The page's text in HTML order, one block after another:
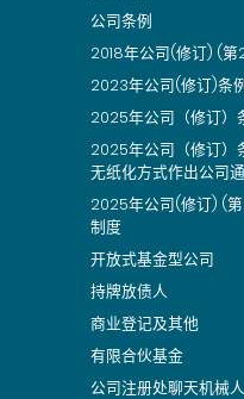
公司条例
2018年公司(修订) (第
2023年公司(修订)条
2025年公司（修订）
2025年公司（修订）
无纸化方式作出公司
2025年公司(修订) (
制度
开放式基金型公司
持牌放债人
商业登记及其他
有限合伙基金
公司注册处聊天机械